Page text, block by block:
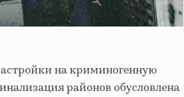
на криминогенную
районов обусловлена